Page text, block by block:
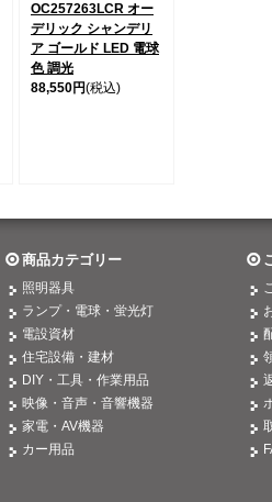
OC257263LCR オー
デリック シャンデリ
ア ゴールド LED 電球
色 調光
88,550円(税込)
商品カテゴリー
照明器具
ランプ・電球・蛍光灯
電設資材
住宅設備・建材
DIY・工具・作業用品
映像・音声・音響機器
家電・AV機器
カー用品